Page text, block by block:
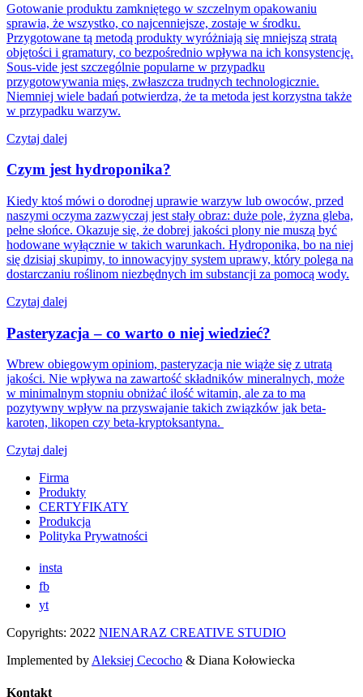
Gotowanie produktu zamkniętego w szczelnym opakowaniu
sprawia, że wszystko, co najcenniejsze, zostaje w środku.
Przygotowane tą metodą produkty wyróżniają się mniejszą stratą
objętości i gramatury, co bezpośrednio wpływa na ich konsystencję.
Sous-vide jest szczególnie popularne w przypadku
przygotowywania mięs, zwłaszcza trudnych technologicznie.
Niemniej wiele badań potwierdza, że ta metoda jest korzystna także
w przypadku warzyw.
Czytaj dalej
Czym jest hydroponika?
Kiedy ktoś mówi o dorodnej uprawie warzyw lub owoców, przed
naszymi oczyma zazwyczaj jest stały obraz: duże pole, żyzna gleba,
pełne słońce. Okazuje się, że dobrej jakości plony nie muszą być
hodowane wyłącznie w takich warunkach. Hydroponika, bo na niej
się dzisiaj skupimy, to innowacyjny system uprawy, który polega na
dostarczaniu roślinom niezbędnych im substancji za pomocą wody.
Czytaj dalej
Pasteryzacja – co warto o niej wiedzieć?
Wbrew obiegowym opiniom, pasteryzacja nie wiąże się z utratą
jakości. Nie wpływa na zawartość składników mineralnych, może
w minimalnym stopniu obniżać ilość witamin, ale za to ma
pozytywny wpływ na przyswajanie takich związków jak beta-
karoten, likopen czy beta-kryptoksantyna.
Czytaj dalej
Firma
Produkty
CERTYFIKATY
Produkcja
Polityka Prywatności
insta
fb
yt
Copyrights: 2022 NIENARAZ CREATIVE STUDIO
Implemented by Aleksiej Cecocho & Diana Kołowiecka
Kontakt